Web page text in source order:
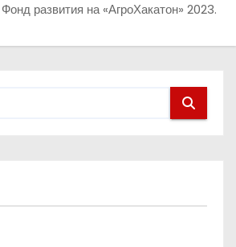
развития на «АгроХакатон» 2023.